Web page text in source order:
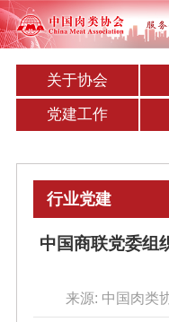
关于协会
党建工作
行业党建
中国商联党委组
来源: 中国肉类